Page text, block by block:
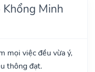
Minh
mọi việc đều vừa ý,
thông đạt.